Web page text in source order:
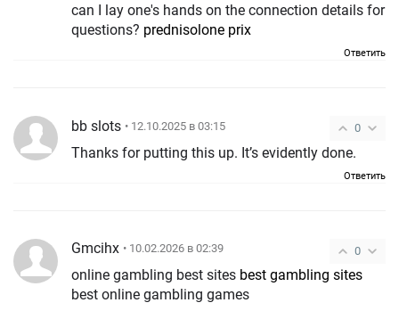
can I lay one's hands on the connection details for
questions? prednisolone prix
Ответить
0
bb slots • 12.10.2025 в 03:15
Thanks for putting this up. It’s evidently done.
Ответить
0
Gmcihx • 10.02.2026 в 02:39
online gambling best sites best gambling sites
best online gambling games